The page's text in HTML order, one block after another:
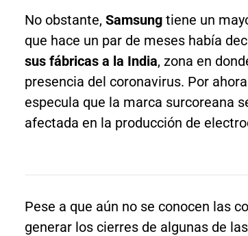
No obstante, Samsung tiene un
que hace un par de meses había
sus fábricas a la India, zona en
presencia del coronavirus. Por
especula que la marca surcoreana
afectada en la producción de
Pese a que aún no se conocen las
generar los cierres de algunas de